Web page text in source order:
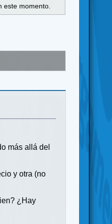
este momento.
más allá del
y otra (no
¿Hay